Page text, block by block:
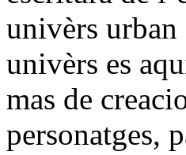
univèrs urban
univèrs es
mas de
personatges,